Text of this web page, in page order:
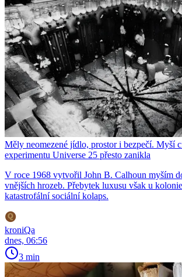
Měly neomezené jídlo, prostor i bezpečí. Myší
experimentu Universe 25 přesto zanikla
V roce 1968 vytvořil John B. Calhoun myším
vnějších hrozeb. Přebytek luxusu však u
katastrofální sociální kolaps.
kroniQa
dnes, 06:56
3 min